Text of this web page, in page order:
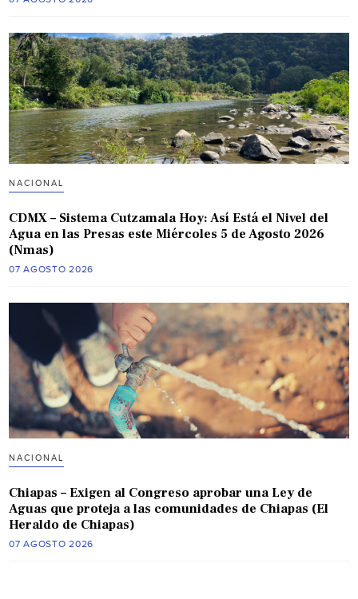
NACIONAL
CDMX – Sistema Cutzamala Hoy: Así Está el Nivel del
Agua en las Presas este Miércoles 5 de Agosto 2026
(Nmas)
07 AGOSTO 2026
NACIONAL
Chiapas – Exigen al Congreso aprobar una Ley de
Aguas que proteja a las comunidades de Chiapas (El
Heraldo de Chiapas)
07 AGOSTO 2026